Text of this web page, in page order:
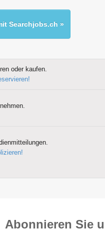
Searchjobs.ch »
oder kaufen.
Abonnieren Sie